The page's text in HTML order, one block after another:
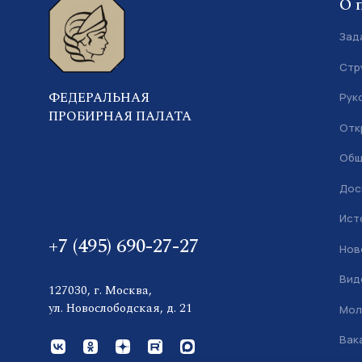
ФЕДЕРАЛЬНАЯ
ПРОБИРНАЯ ПАЛАТА
+7 (495) 690-27-27
127030, г. Москва,
ул. Новослободская, д. 21
О